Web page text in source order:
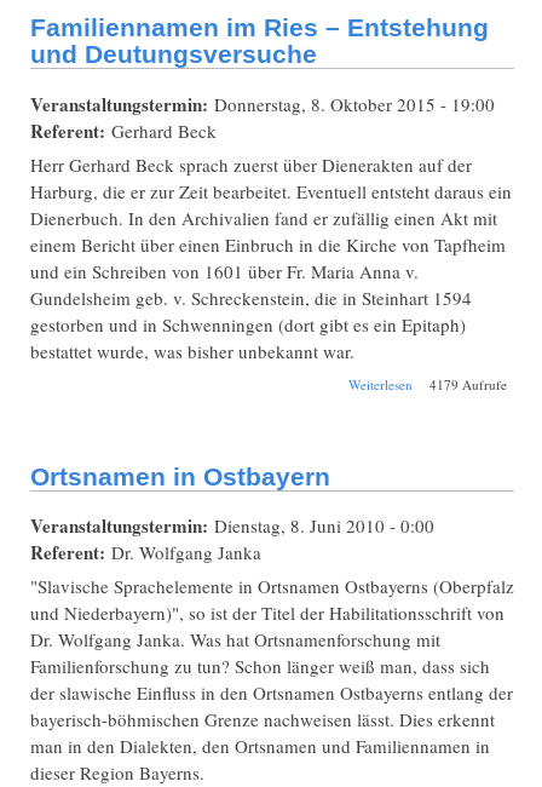
Familiennamen im Ries – Entstehung
und Deutungsversuche
Veranstaltungstermin: Donnerstag, 8. Oktober 2015 - 19:00
Referent: Gerhard Beck
Herr Gerhard Beck sprach zuerst über Dienerakten auf der
Harburg, die er zur Zeit bearbeitet. Eventuell entsteht daraus ein
Dienerbuch. In den Archivalien fand er zufällig einen Akt mit
einem Bericht über einen Einbruch in die Kirche von Tapfheim
und ein Schreiben von 1601 über Fr. Maria Anna v.
Gundelsheim geb. v. Schreckenstein, die in Steinhart 1594
gestorben und in Schwenningen (dort gibt es ein Epitaph)
bestattet wurde, was bisher unbekannt war.
Weiterlesen über Familiennamen
4179 Aufrufe
Ortsnamen in Ostbayern
Veranstaltungstermin: Dienstag, 8. Juni 2010 - 0:00
Referent: Dr. Wolfgang Janka
"Slavische Sprachelemente in Ortsnamen Ostbayerns (Oberpfalz
und Niederbayern)", so ist der Titel der Habilitationsschrift von
Dr. Wolfgang Janka. Was hat Ortsnamenforschung mit
Familienforschung zu tun? Schon länger weiß man, dass sich
der slawische Einfluss in den Ortsnamen Ostbayerns entlang der
bayerisch-böhmischen Grenze nachweisen lässt. Dies erkennt
man in den Dialekten, den Ortsnamen und Familiennamen in
dieser Region Bayerns.